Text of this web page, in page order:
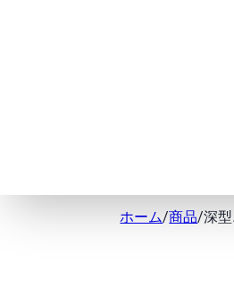
ホーム/商品/深